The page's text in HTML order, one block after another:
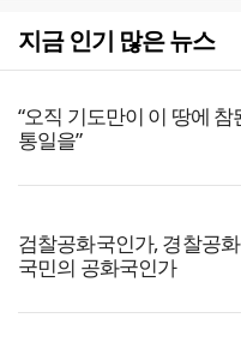
지금 인기 많은 뉴스
“오직 기도만이 이 땅에
통일을”
검찰공화국인가, 경찰공
국민의 공화국인가